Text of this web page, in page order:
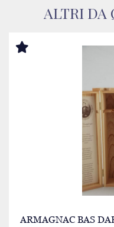
ALTRI DA
ARMAGNAC BAS